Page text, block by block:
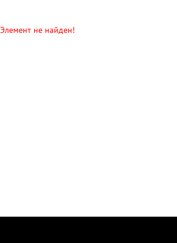
Элемент не найден!